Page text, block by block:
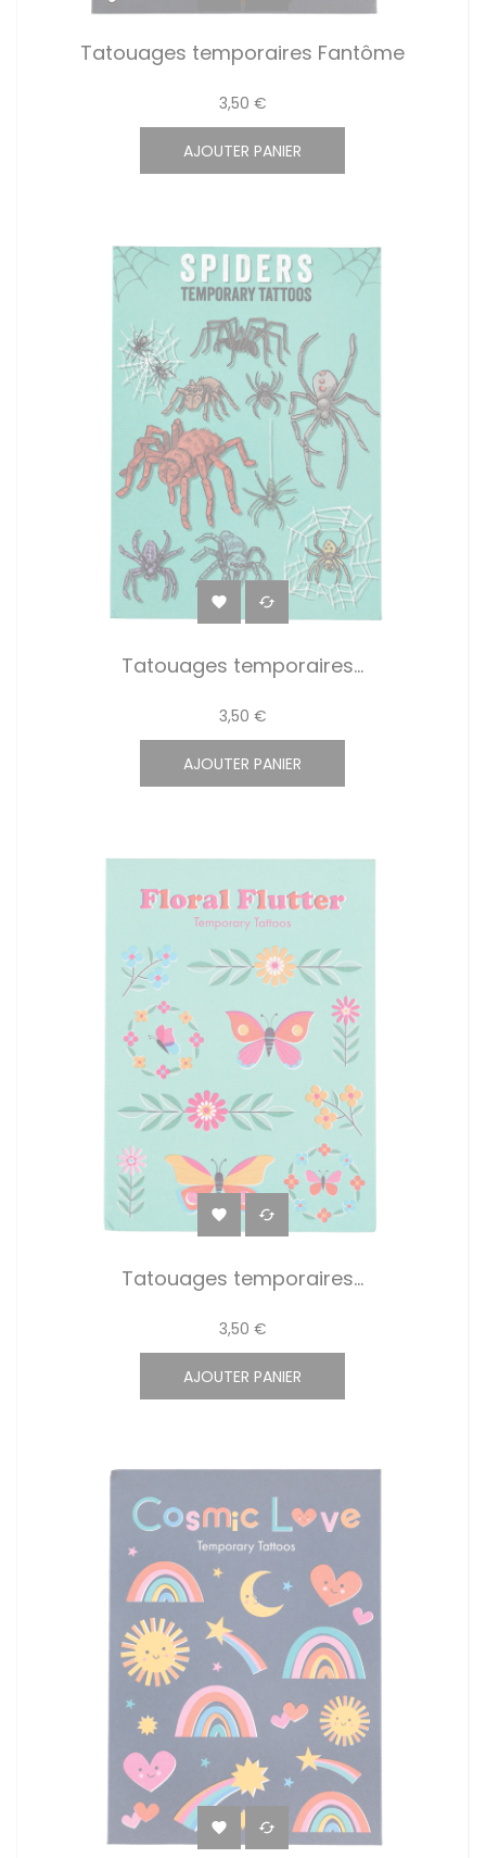
Tatouages temporaires Fantôme
3,50 €
AJOUTER PANIER
 
Tatouages temporaires...
3,50 €
AJOUTER PANIER
 
Tatouages temporaires...
3,50 €
AJOUTER PANIER
 